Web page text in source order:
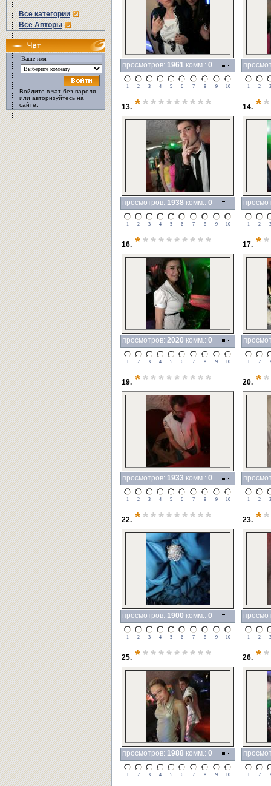
Все категории
Все Авторы
Войдите в чат без пароля
или авторизуйтесь на
сайте.
просмотров: 1961 комм.: 0
1 2 3 4 5 6 7 8 9 10 1 2 3
13. * *********
просмотров: 1938 комм.: 0
1 2 3 4 5 6 7 8 9 10
14. *
1 2 3
16. * *********
просмотров: 2020 комм.: 0
1 2 3 4 5 6 7 8 9 10
17. *
1 2 3
19. * *********
просмотров: 1933 комм.: 0
1 2 3 4 5 6 7 8 9 10
20. *
1 2 3
22. * *********
просмотров: 1900 комм.: 0
1 2 3 4 5 6 7 8 9 10
23. *
1 2 3
25. * *********
просмотров: 1988 комм.: 0
1 2 3 4 5 6 7 8 9 10
26. *
1 2 3